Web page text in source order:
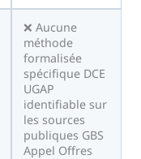
❌ Aucune
méthode
formalisée
spécifique DCE
UGAP
identifiable sur
les sources
publiques GBS
Appel Offres